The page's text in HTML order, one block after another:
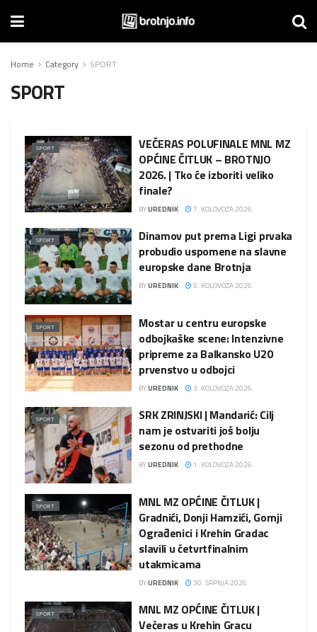
Home Category SPORT
SPORT
SPORT
VEČERAS POLUFINALE MNL MZ
OPĆINE ČITLUK – BROTNJO
2026. | Tko će izboriti veliko
finale?
BYUREDNIK 7. KOLOVOZA 2026.
SPORT
Dinamov put prema Ligi prvaka
probudio uspomene na slavne
europske dane Brotnja
BYUREDNIK 5. KOLOVOZA 2026.
SPORT
Mostar u centru europske
odbojkaške scene: Intenzivne
pripreme za Balkansko U20
prvenstvo u odbojci
BYUREDNIK 3. KOLOVOZA 2026.
SPORT
SRK ZRINJSKI | Mandarić: Cilj
nam je ostvariti još bolju
sezonu od prethodne
BYUREDNIK 1. KOLOVOZA 2026.
SPORT
MNL MZ OPĆINE ČITLUK |
Gradnići, Donji Hamzići, Gornji
Ograđenici i Krehin Gradac
slavili u četvrtfinalnim
utakmicama
BYUREDNIK 30. SRPNJA 2026.
SPORT
MNL MZ OPĆINE ČITLUK |
Večeras u Krehin Gracu